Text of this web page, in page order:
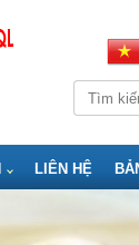
LIÊN HỆ